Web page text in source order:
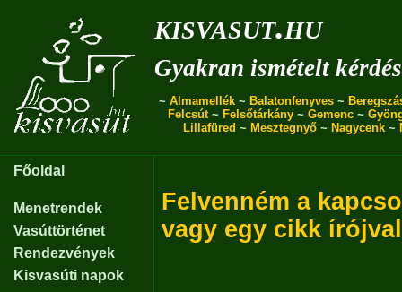
kisvasut.hu
Gyakran ismételt
~ Almamellék ~ Balatonfenyves ~
Felcsút~ Felsőtárkány ~ Gemenc ~
Lillafüred ~ Mesztegnyő~ Nagycenk~
Főoldal
Menetrendek
Vasúttörténet
Rendezvények
Kisvasúti napok
Felvenném a
vagy egy cikk